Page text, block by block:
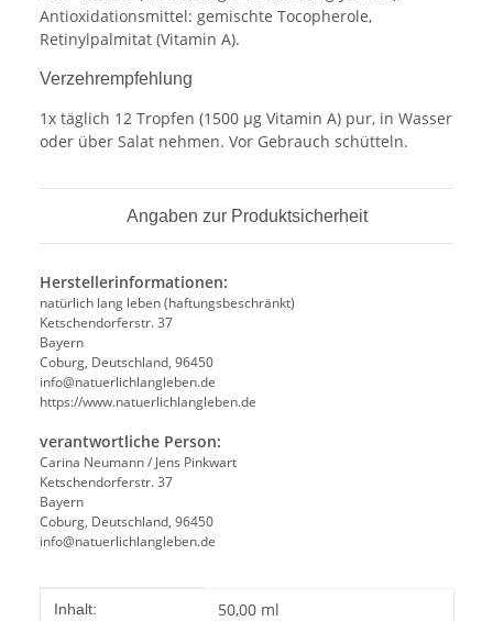
Antioxidationsmittel: gemischte Tocopherole,
Retinylpalmitat (Vitamin A).
Verzehrempfehlung
1x täglich 12 Tropfen (1500 µg Vitamin A) pur, in Wasser
oder über Salat nehmen. Vor Gebrauch schütteln.
Angaben zur Produktsicherheit
Herstellerinformationen:
natürlich lang leben (haftungsbeschränkt)
Ketschendorferstr. 37
Bayern
Coburg, Deutschland, 96450
info@natuerlichlangleben.de
https://www.natuerlichlangleben.de
verantwortliche Person:
Carina Neumann / Jens Pinkwart
Ketschendorferstr. 37
Bayern
Coburg, Deutschland, 96450
info@natuerlichlangleben.de
Produkteigenschaft
Wert
Inhalt: 50,00 ml